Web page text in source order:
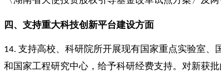
四、支持重大科技创新平台建设方面
14. 支持高校、科研院所开展现有国家重点实验室
和国家工程研究中心，给予科研经费支持。对新获